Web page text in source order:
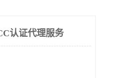
认证代理服务